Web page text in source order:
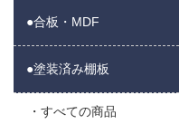
●合板・MDF
●塗装済み棚板
すべての商品